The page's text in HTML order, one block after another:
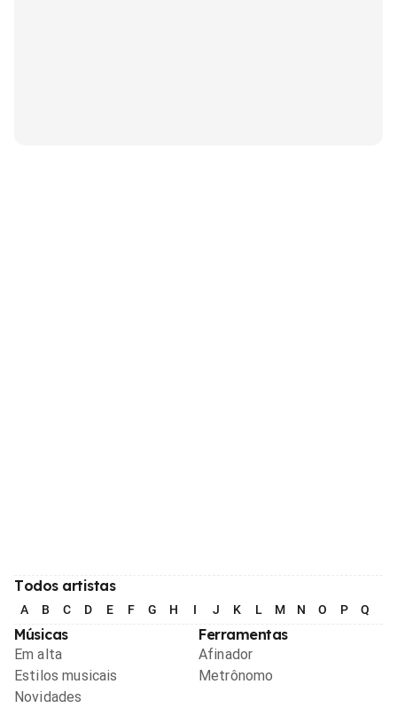
Todos artistas
A B C D E F G H I J K L M N O P Q
Músicas
Em alta
Estilos musicais
Novidades
Ferramentas
Afinador
Metrônomo